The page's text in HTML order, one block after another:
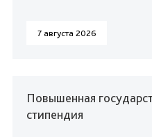
7 августа 2026
Повышенная
стипендия